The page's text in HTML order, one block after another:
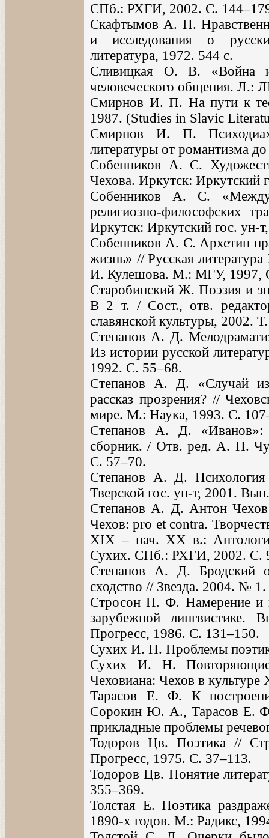
СПб.: РХГИ, 2002. С.
Скафтымов А. П.
и исследования о
литература, 1972. 544 с.
Сливицкая О. В. «Война
человеческого общения. Л.:
Смирнов И. П. На пути к
1987. (Studies in Slavic
Смирнов И. П.
литературы от романтизма
Собенников А. С.
Чехова. Иркутск: Иркутский
Собенников А. С.
религиозно-философских
Иркутск: Иркутский гос. ун-
Собенников А. С. Архетип
жизнь» // Русская
И. Кулешова. М.: МГУ, 1997,
Старобинский Ж. Поэзия и
В 2 т. / Сост., отв.
славянской культуры, 2002.
Степанов А. Д.
Из истории русской
1992. С. 55–68.
Степанов А. Д. «Случай
рассказ прозрения? //
мире. М.: Наука, 1993. С.
Степанов А. Д. «Иванов»:
сборник. / Отв. ред. А. П.
С. 57–70.
Степанов А. Д.
Тверской гос. ун-т, 2001.
Степанов А. Д. Антон
Чехов: pro et contra.
XIX – нач. XX в.:
Сухих. СПб.: РХГИ, 2002. С.
Степанов А. Д. Бродский о
сходство // Звезда. 2004. №
Стросон П. Ф. Намерение и
зарубежной
Прогресс, 1986. С. 131–150.
Сухих И. Н. Проблемы
Сухих И. Н.
Чеховиана: Чехов в
Тарасов Е. Ф. К
Сорокин Ю. А., Тарасов Е.
прикладные проблемы
Тодоров Цв. Поэтика //
Прогресс, 1975. С. 37–113.
Тодоров Цв. Понятие
355–369.
Толстая Е. Поэтика
1890-х годов. М.: Радикс,